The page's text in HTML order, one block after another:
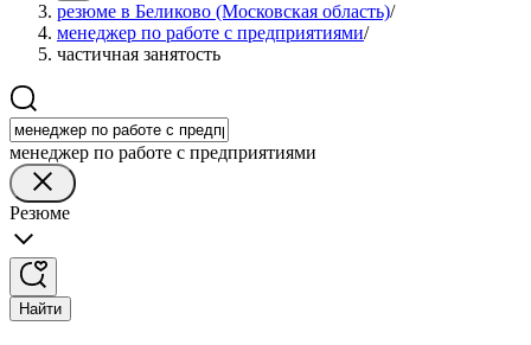
резюме в Беликово (Московская область)/
менеджер по работе с предприятиями/
частичная занятость
менеджер по работе с предприятиями
Резюме
Найти